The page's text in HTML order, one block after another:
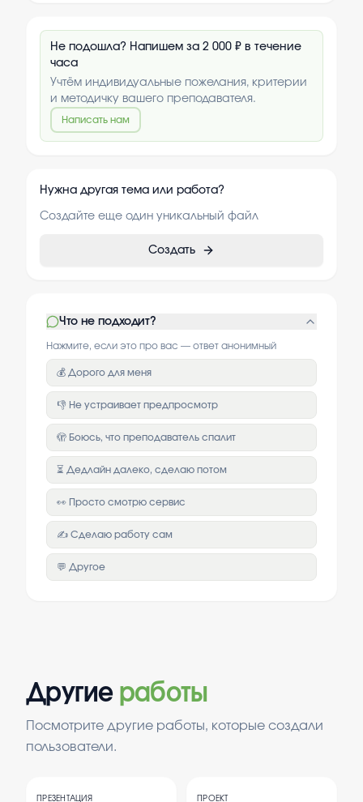
Не подошла? Напишем за 2 000 ₽ в течение
часа
Учтём индивидуальные пожелания, критерии
и методичку вашего преподавателя.
Написать нам
Нужна другая тема или работа?
Создайте еще один уникальный файл
Создать
Что не подходит?
Нажмите, если это про вас — ответ анонимный
💰 Дорого для меня
👎 Не устраивает предпросмотр
🫣 Боюсь, что преподаватель спалит
⏳ Дедлайн далеко, сделаю потом
👀 Просто смотрю сервис
✍️ Сделаю работу сам
💬 Другое
Другие работы
Посмотрите другие работы, которые создали
пользователи.
ПРЕЗЕНТАЦИЯ ПРОЕКТ